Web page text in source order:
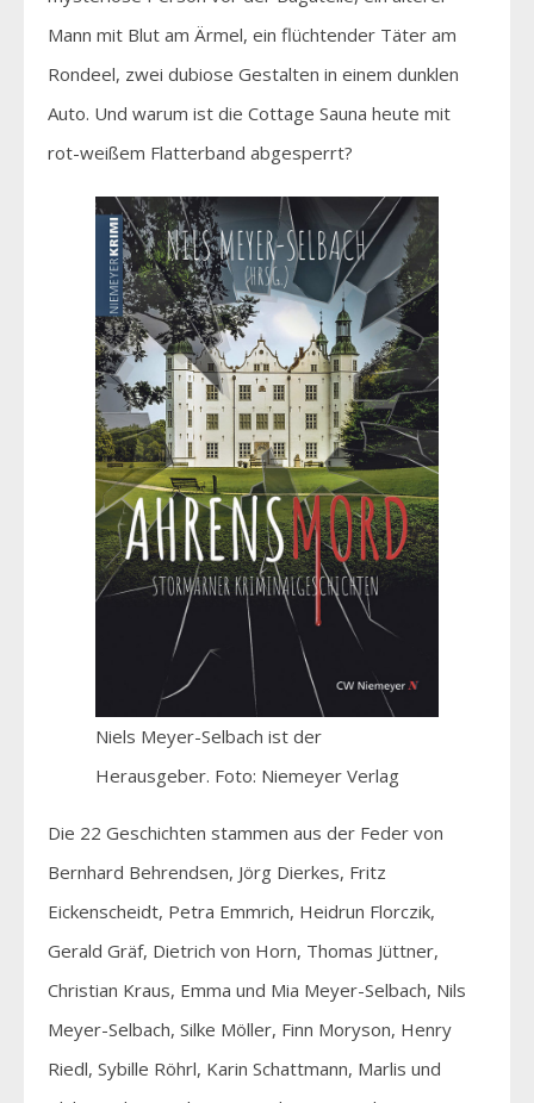
Mann mit Blut am Ärmel, ein flüchtender Täter am
Rondeel, zwei dubiose Gestalten in einem dunklen
Auto. Und warum ist die Cottage Sauna heute mit
rot-weißem Flatterband abgesperrt?
Niels Meyer-Selbach ist der
Herausgeber. Foto: Niemeyer Verlag
Die 22 Geschichten stammen aus der Feder von
Bernhard Behrendsen, Jörg Dierkes, Fritz
Eickenscheidt, Petra Emmrich, Heidrun Florczik,
Gerald Gräf, Dietrich von Horn, Thomas Jüttner,
Christian Kraus, Emma und Mia Meyer-Selbach, Nils
Meyer-Selbach, Silke Möller, Finn Moryson, Henry
Riedl, Sybille Röhrl, Karin Schattmann, Marlis und